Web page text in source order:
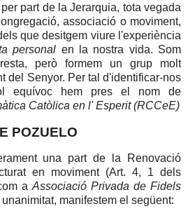
part de la Jerarquia, tota vegada
associació o moviment,
que desitgem viure l'experiència
personal en la nostra vida. Som
però formem un grup molt
del Senyor. Per tal d'identificar-nos
equívoc hem pres el nom de
Catòlica en l' Esperit (RCCeE)
POZUELO
una part de la Renovació
en moviment (Art. 4, 1 dels
aAssociació Privada de Fidels
manifestem el següent: